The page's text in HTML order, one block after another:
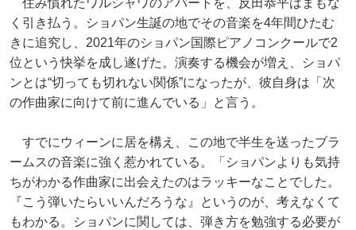
く引き払う。ショパン生誕の地でその音楽を4年間ひたむ
きに追究し、2021年のショパン国際ピアノコンクールで2
位という快挙を成し遂げた。演奏する機会が増え、ショパ
ンとは“切っても切れない関係”になったが、彼自身は「次
の作曲家に向けて前に進んでいる」と言う。
すでにウィーンに居を構え、この地で半生を送ったブラ
ームスの音楽に強く惹かれている。「ショパンよりも気持
ちがわかる作曲家に出会えたのはラッキーなことでした。
『こう弾いたらいいんだろうな』というのが、考えなくて
もわかる。ショパンに関しては、弾き方を勉強する必要が